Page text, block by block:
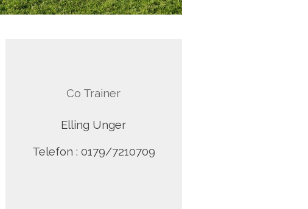
Co Trainer
Elling Unger
Telefon : 0179/7210709